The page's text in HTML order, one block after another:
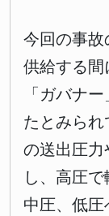
今回の事故
供給する間
「ガバナ
たとみら
の送出圧力
し、高圧
中圧、低